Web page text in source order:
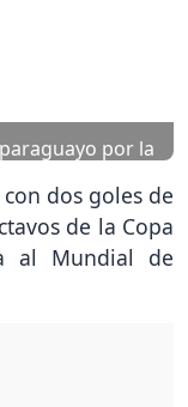
por la
dos goles de
de la Copa
al Mundial de